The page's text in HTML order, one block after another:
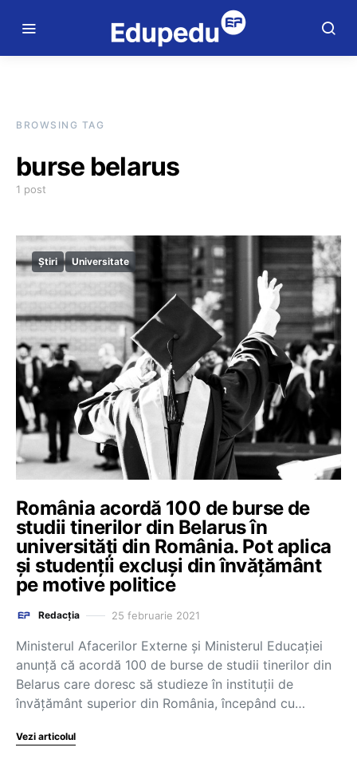
BROWSING TAG
burse belarus
1 post
Știri Universitate
România acordă 100 de burse de
studii tinerilor din Belarus în
universități din România. Pot aplica
și studenții excluși din învățământ
pe motive politice
Redacția 25 februarie 2021
Ministerul Afacerilor Externe și Ministerul Educației
anunță că acordă 100 de burse de studii tinerilor din
Belarus care doresc să studieze în instituții de
învățământ superior din România, începând cu…
Vezi articolul